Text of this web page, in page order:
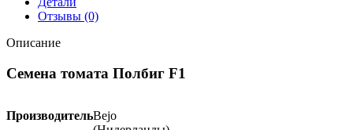
Отзывы (0)
Описание
Семена томата Полбиг F1
ПроизводительBejo